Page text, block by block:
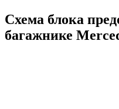
Схема блока
багажнике